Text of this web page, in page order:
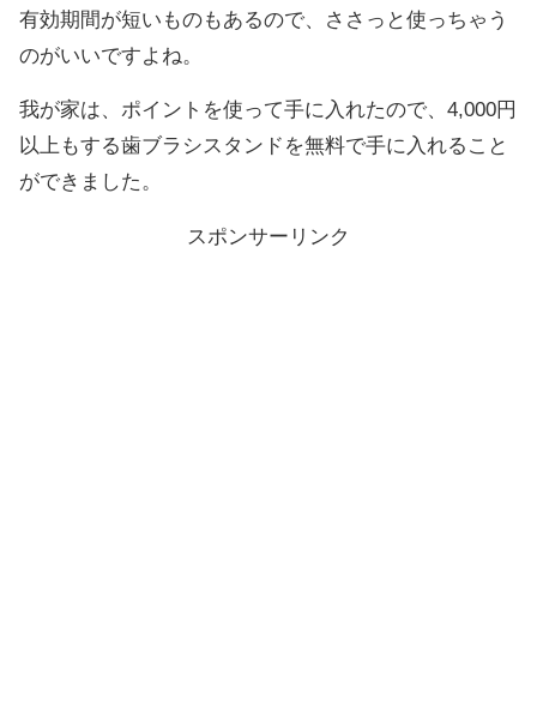
有効期間が短いものもあるので、ささっと使っちゃう
のがいいですよね。
我が家は、ポイントを使って手に入れたので、4,000円
以上もする歯ブラシスタンドを無料で手に入れること
ができました。
スポンサーリンク